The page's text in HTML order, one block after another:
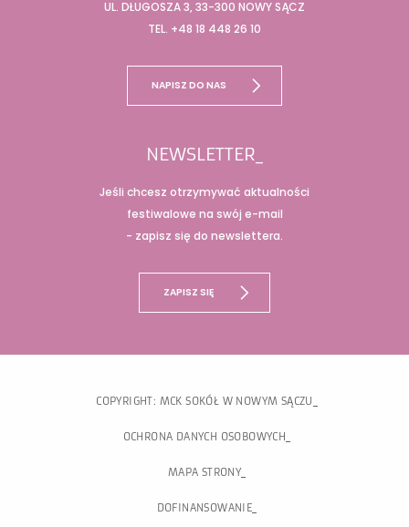
UL. DŁUGOSZA 3, 33-300 NOWY SĄCZ
TEL. +48 18 448 26 10
NAPISZ DO NAS
NEWSLETTER_
Jeśli chcesz otrzymywać aktualności
festiwalowe na swój e-mail
- zapisz się do newslettera.
ZAPISZ SIĘ
COPYRIGHT: MCK SOKÓŁ W NOWYM SĄCZU
OCHRONA DANYCH OSOBOWYCH
MAPA STRONY
DOFINANSOWANIE